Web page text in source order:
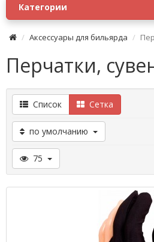
Категории
Аксессуары для бильярда
Перчатки,
Список Сетка
по умолчанию
75